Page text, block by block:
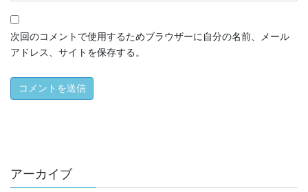
次回のコメントで使用するためブラウザーに自分の名前、メール
アドレス、サイトを保存する。
アーカイブ